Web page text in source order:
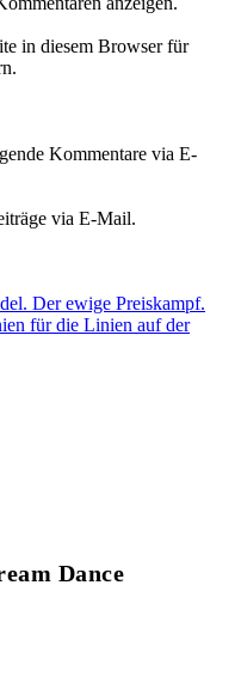
in diesem Browser für
Kommentare via E-
via E-Mail.
Der ewige Preiskampf.
für die Linien auf der
Dance